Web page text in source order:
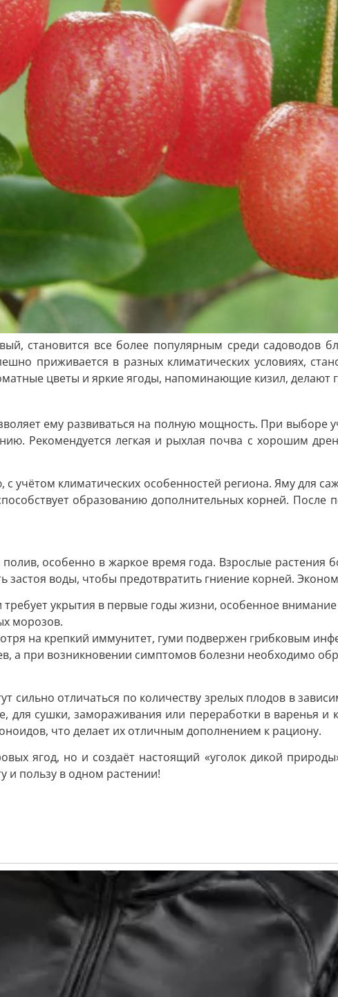
становится все более популярным среди садоводов
приживается в разных климатических условиях,
цветы и яркие ягоды, напоминающие кизил, делают
ему развиваться на полную мощность. При выборе
Рекомендуется легкая и рыхлая почва с хорошим
учётом климатических особенностей региона. Яму для
образованию дополнительных корней.
особенно в жаркое время года. Взрослые растения
воды, чтобы предотвратить гниение корней.
укрытия в первые годы жизни, особенное
морозов.
на крепкий иммунитет, гуми подвержен грибковым
а при возникновении симптомов болезни необходимо
сильно отличаться по количеству зрелых плодов в
для сушки, замораживания или переработки в варенья
что делает их отличным дополнением к рациону.
ягод, но и создаёт настоящий «уголок дикой
и пользу в одном растении!